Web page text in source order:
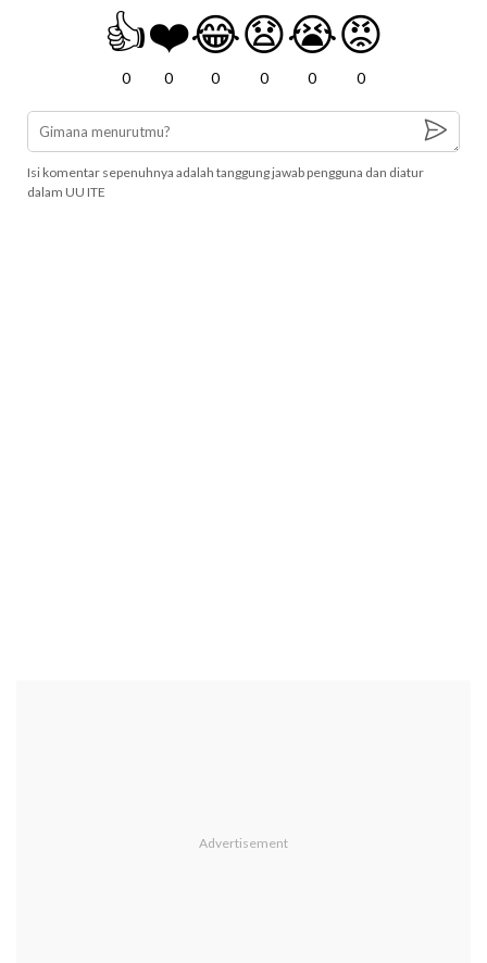
👍
0
❤️
0
😂
0
😧
0
😭
0
😡
0
Isi komentar sepenuhnya adalah tanggung jawab pengguna dan diatur
dalam UU ITE